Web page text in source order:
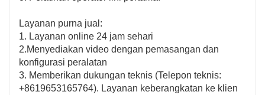
Layanan purna jual:
1. Layanan online 24 jam sehari
2.Menyediakan video dengan pemasangan dan
konfigurasi peralatan
3. Memberikan dukungan teknis (Telepon teknis:
+8619653165764). Layanan keberangkatan ke klien